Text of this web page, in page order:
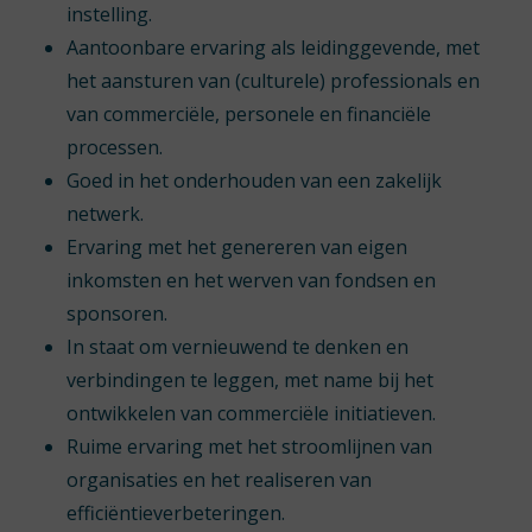
instelling.
Aantoonbare ervaring als leidinggevende, met
het aansturen van (culturele) professionals en
van commerciële, personele en financiële
processen.
Goed in het onderhouden van een zakelijk
netwerk.
Ervaring met het genereren van eigen
inkomsten en het werven van fondsen en
sponsoren.
In staat om vernieuwend te denken en
verbindingen te leggen, met name bij het
ontwikkelen van commerciële initiatieven.
Ruime ervaring met het stroomlijnen van
organisaties en het realiseren van
efficiëntieverbeteringen.